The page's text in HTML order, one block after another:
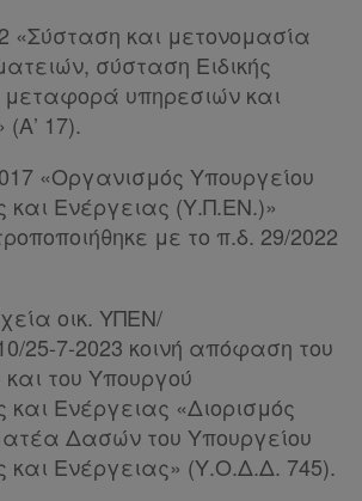
«Σύσταση και μετονομασία
σύσταση Ειδικής
υπηρεσιών και
17).
«Οργανισμός Υπουργείου
και Ενέργειας (Υ.Π.ΕΝ.)»
με το π.δ. 29/2022
οικ. ΥΠΕΝ/
25-7-2023 κοινή απόφαση του
του Υπουργού
και Ενέργειας «Διορισμός
Δασών του Υπουργείου
και Ενέργειας» (Υ.Ο.Δ.Δ. 745).